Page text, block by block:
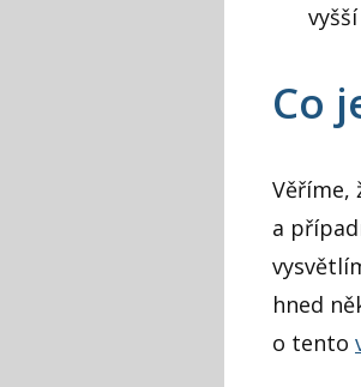
Co
Věříme,
a
hned
o tento